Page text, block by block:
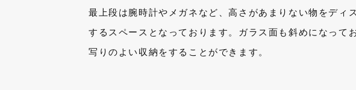
最上段は腕時計やメガネなど、高さがあまりない物をディ
するスペースとなっております。ガラス面も斜めになって
写りのよい収納をすることができます。